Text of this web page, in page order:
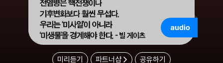
미리듣기 파트너샵 공유하기